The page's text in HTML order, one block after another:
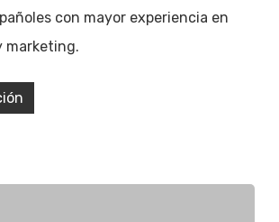
con mayor experiencia en
marketing.